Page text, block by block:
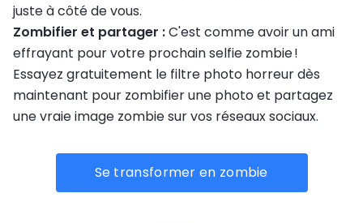
juste à côté de vous.
Zombifier et partager :C'est comme avoir un ami
effrayant pour votre prochain selfie zombie !
Essayez gratuitement le filtre photo horreur dès
maintenant pour zombifier une photo et partagez
une vraie image zombie sur vos réseaux sociaux.
Se transformer en zombie